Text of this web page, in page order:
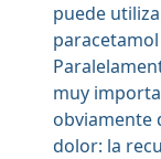
puede
muy
obviamente
dolor: la